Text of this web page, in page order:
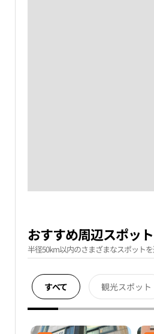
おすすめ周辺スポット
半径50km以内のさまざまなスポットを
すべて 観光スポット